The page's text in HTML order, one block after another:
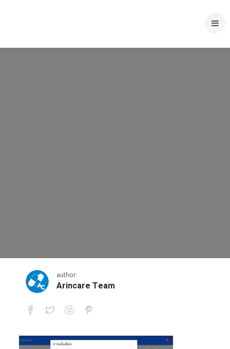
1597598070704
author:
Arincare Team
1597598070704